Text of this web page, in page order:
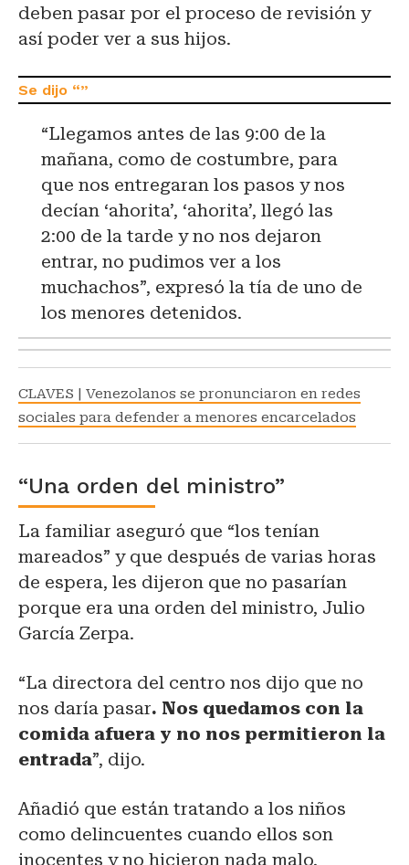
deben pasar por el proceso de revisión y
así poder ver a sus hijos.
“Llegamos antes de las 9:00 de la
mañana, como de costumbre, para
que nos entregaran los pasos y nos
decían ‘ahorita’, ‘ahorita’, llegó las
2:00 de la tarde y no nos dejaron
entrar, no pudimos ver a los
muchachos”, expresó la tía de uno de
los menores detenidos.
CLAVES | Venezolanos se pronunciaron en redes
sociales para defender a menores encarcelados
“Una orden del ministro”
La familiar aseguró que “los tenían
mareados” y que después de varias horas
de espera, les dijeron que no pasarían
porque era una orden del ministro, Julio
García Zerpa.
“La directora del centro nos dijo que no
nos daría pasar. Nos quedamos con la
comida afuera y no nos permitieron la
entrada”, dijo.
Añadió que están tratando a los niños
como delincuentes cuando ellos son
inocentes y no hicieron nada malo.